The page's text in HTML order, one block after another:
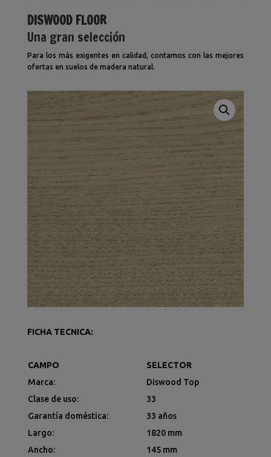
DISWOOD FLOOR
Una gran selección
Para los más exigentes en calidad, contamos con las mejores
ofertas en suelos de madera natural.
FICHA TECNICA:
CAMPO
SELECTOR
Marca:
Diswood Top
Clase de uso:
33
Garantía doméstica:
33 años
Largo:
1820 mm
Ancho:
145 mm